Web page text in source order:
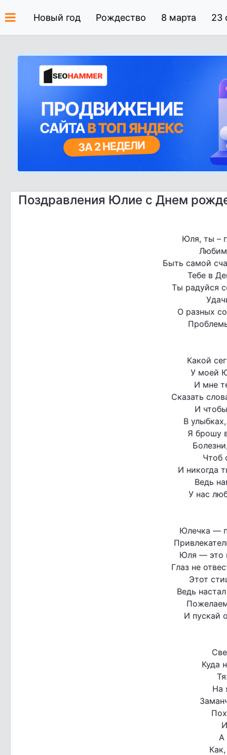
Новый год Рождество 8 марта 23
Поздравления Юлие с Днем
Юля, ты –
Быть самой
Тебе в
Ты радуйся
О разных
Какой
У моей
И мне
Сказать
И
В
Я брошу
Чтоб
И никогда
Ведь
У нас
Юлечка —
Юля — это
Глаз не
Этот
Ведь
И пускай
Куда
На
А